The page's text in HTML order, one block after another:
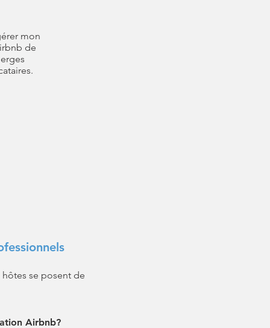
mon
de
se posent de
Airbnb?